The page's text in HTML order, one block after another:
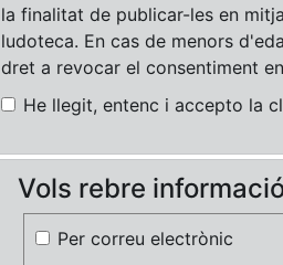
la finalitat de publicar-les en
ludoteca. En cas de menors
dret a revocar el consentiment
He llegit, entenc i accepto la
Vols rebre
Per correu electrònic